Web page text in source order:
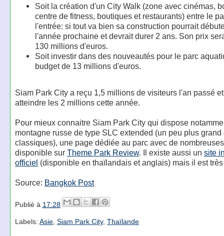
Soit la création d'un City Walk (zone avec cinémas,
centre de fitness, boutiques et restaurants) entre le
l'entrée: si tout va bien sa construction pourrait
l'année prochaine et devrait durer 2 ans. Son prix
130 millions d'euros.
Soit investir dans des nouveautés pour le parc
budget de 13 millions d'euros.
Siam Park City a reçu 1,5 millions de visiteurs l'an passé
atteindre les 2 millions cette année.
Pour mieux connaitre Siam Park City qui dispose
montagne russe de type SLC extended (un peu plus
classiques), une page dédiée au parc avec de
disponible sur Theme Park Review. Il existe aussi un site
officiel (disponible en thaïlandais et anglais) mais il est
Source: Bangkok Post
Publié à 17:28
Labels: Asie, Siam Park City, Thaïlande